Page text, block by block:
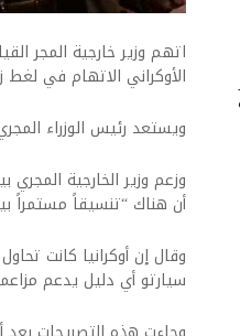
اتهم وزير خارجية المجر
الأوكراني الاتهام في
ويستعد رئيس الوزراء المجري
وزعم وزير الخارجية
أن هناك “تنسيقاً مستمراً
وقال إن أوكرانيا كانت
سيارتو أي دليل يدعم